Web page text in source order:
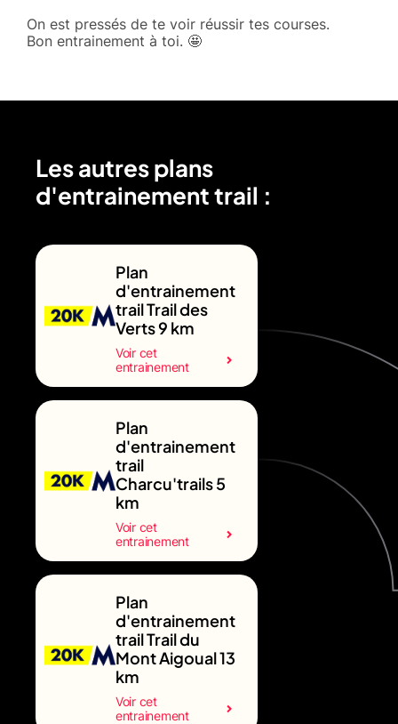
On est pressés de te voir réussir tes courses.
Bon entrainement à toi. 🤩
Les autres plans
d'entrainement trail :
Plan
d'entrainement
trail Trail des
Verts 9 km
Voir cet
entrainement
Plan
d'entrainement
trail
Charcu'trails 5
km
Voir cet
entrainement
Plan
d'entrainement
trail Trail du
Mont Aigoual 13
km
Voir cet
entrainement